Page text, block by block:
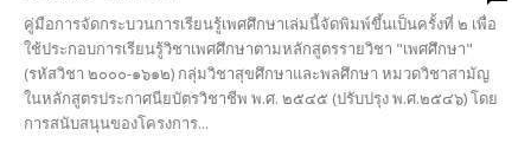
คู่มือการจัดกระบวนการเรียนรู้เพศศึกษาเล่มนี้จัดพิมพ์ขึ้นเป็นครั้งที่ ๒ เพื่อ
ใช้ประกอบการเรียนรู้วิชาเพศศึกษาตามหลักสูตรรายวิชา "เพศศึกษา"
(รหัสวิชา ๒๐๐๐-๑๖๑๒) กลุ่มวิชาสุขศึกษาและพลศึกษา หมวดวิชาสามัญ
ในหลักสูตรประกาศนียบัตรวิชาชีพ พ.ศ. ๒๕๔๕ (ปรับปรุง พ.ศ.๒๕๔๖) โดย
การสนับสนุนของโครงการ...